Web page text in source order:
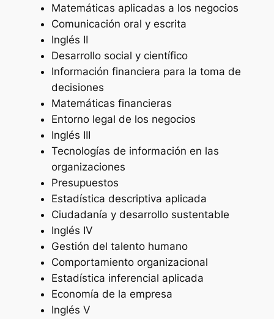
Matemáticas aplicadas a los negocios
Comunicación oral y escrita
Inglés II
Desarrollo social y científico
Información financiera para la toma de
decisiones
Matemáticas financieras
Entorno legal de los negocios
Inglés III
Tecnologías de información en las
organizaciones
Presupuestos
Estadística descriptiva aplicada
Ciudadanía y desarrollo sustentable
Inglés IV
Gestión del talento humano
Comportamiento organizacional
Estadística inferencial aplicada
Economía de la empresa
Inglés V